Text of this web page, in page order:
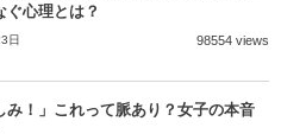
ぐ心理とは？
日 98554 views
み！」これって脈あり？女子の本音